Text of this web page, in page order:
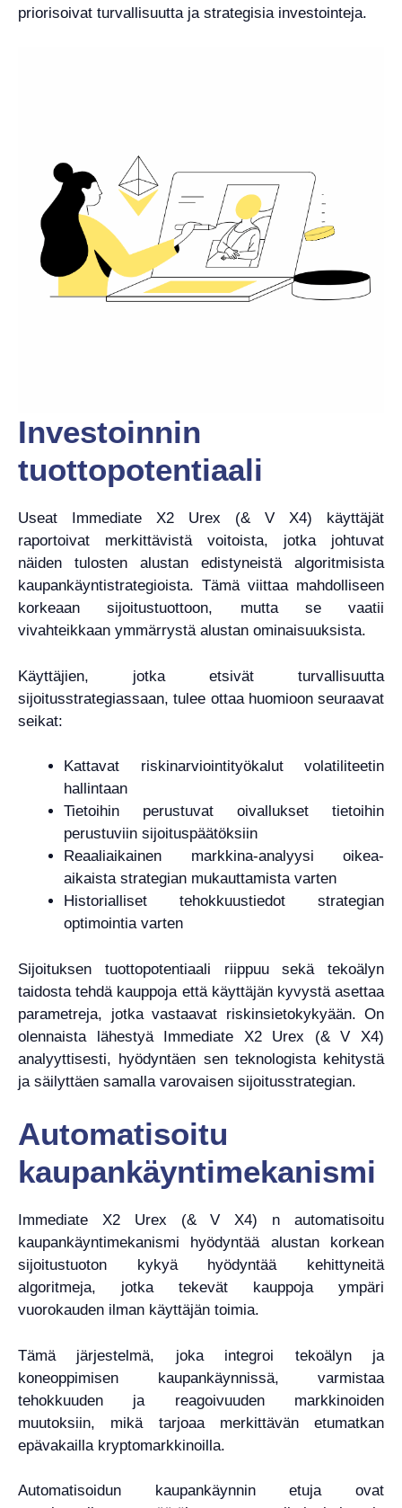
priorisoivat turvallisuutta ja strategisia investointeja.
Investoinnin
tuottopotentiaali
Useat Immediate X2 Urex (& V X4) käyttäjät
raportoivat merkittävistä voitoista, jotka johtuvat
näiden tulosten alustan edistyneistä algoritmisista
kaupankäyntistrategioista. Tämä viittaa mahdolliseen
korkeaan sijoitustuottoon, mutta se vaatii
vivahteikkaan ymmärrystä alustan ominaisuuksista.
Käyttäjien, jotka etsivät turvallisuutta
sijoitusstrategiassaan, tulee ottaa huomioon seuraavat
seikat:
Kattavat riskinarviointityökalut volatiliteetin
hallintaan
Tietoihin perustuvat oivallukset tietoihin
perustuviin sijoituspäätöksiin
Reaaliaikainen markkina-analyysi oikea-
aikaista strategian mukauttamista varten
Historialliset tehokkuustiedot strategian
optimointia varten
Sijoituksen tuottopotentiaali riippuu sekä tekoälyn
taidosta tehdä kauppoja että käyttäjän kyvystä asettaa
parametreja, jotka vastaavat riskinsietokykyään. On
olennaista lähestyä Immediate X2 Urex (& V X4)
analyyttisesti, hyödyntäen sen teknologista kehitystä
ja säilyttäen samalla varovaisen sijoitusstrategian.
Automatisoitu
kaupankäyntimekanismi
Immediate X2 Urex (& V X4) n automatisoitu
kaupankäyntimekanismi hyödyntää alustan korkean
sijoitustuoton kykyä hyödyntää kehittyneitä
algoritmeja, jotka tekevät kauppoja ympäri
vuorokauden ilman käyttäjän toimia.
Tämä järjestelmä, joka integroi tekoälyn ja
koneoppimisen kaupankäynnissä, varmistaa
tehokkuuden ja reagoivuuden markkinoiden
muutoksiin, mikä tarjoaa merkittävän etumatkan
epävakailla kryptomarkkinoilla.
Automatisoidun kaupankäynnin etuja ovat